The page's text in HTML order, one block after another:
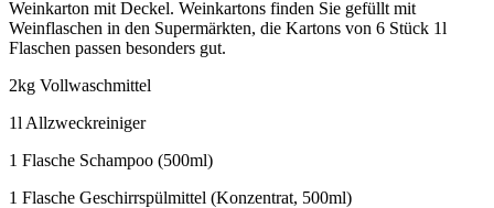
Weinkarton mit Deckel. Weinkartons finden Sie gefüllt mit
Weinflaschen in den Supermärkten, die Kartons von 6 Stück 1l
Flaschen passen besonders gut.
2kg Vollwaschmittel
1l Allzweckreiniger
1 Flasche Schampoo (500ml)
1 Flasche Geschirrspülmittel (Konzentrat, 500ml)